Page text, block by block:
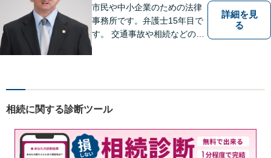
市民や中小企業のための法律
事務所です。弁護士15年目で
す。 交通事故や相続などの相
ました。特に交通事故では多
を解決してきました。
詳細を見
る
相続に関する診断ツール